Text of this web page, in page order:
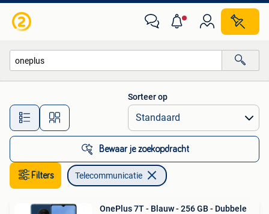
Alle afstanden…
Sorteer op
Bewaar je zoekopdracht
Filters Telecommunicatie
OnePlus 7T - Blauw - 256 GB - Dubbele